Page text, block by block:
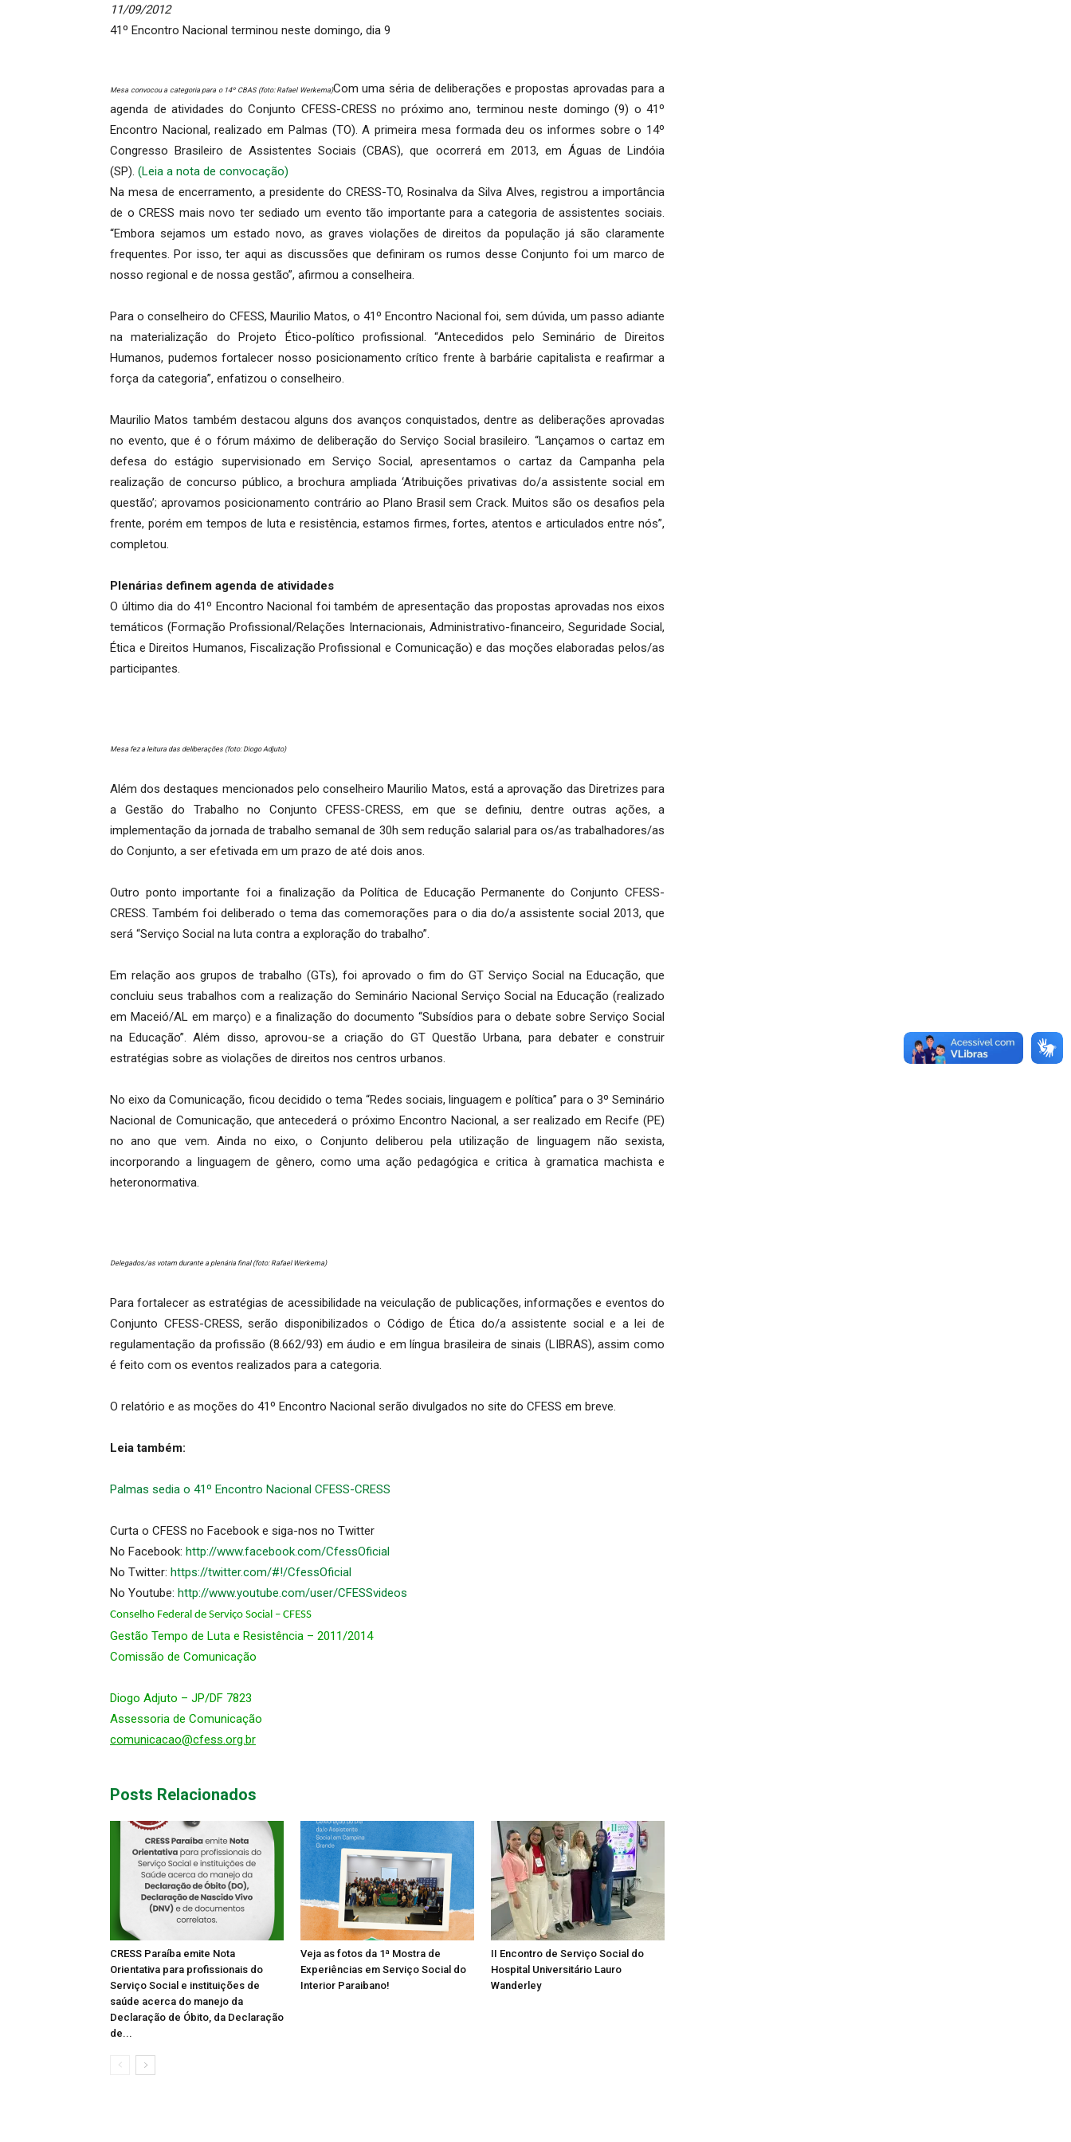
11/09/2012
41º Encontro Nacional terminou neste domingo, dia 9
Mesa convocou a categoria para o 14º CBAS (foto: Rafael Werkema)Com uma séria de deliberações e propostas aprovadas para a
agenda de atividades do Conjunto CFESS-CRESS no próximo ano, terminou neste domingo (9) o 41º
Encontro Nacional, realizado em Palmas (TO). A primeira mesa formada deu os informes sobre o 14º
Congresso Brasileiro de Assistentes Sociais (CBAS), que ocorrerá em 2013, em Águas de Lindóia
(SP). (Leia a nota de convocação)
Na mesa de encerramento, a presidente do CRESS-TO, Rosinalva da Silva Alves, registrou a importância
de o CRESS mais novo ter sediado um evento tão importante para a categoria de assistentes sociais.
“Embora sejamos um estado novo, as graves violações de direitos da população já são claramente
frequentes. Por isso, ter aqui as discussões que definiram os rumos desse Conjunto foi um marco de
nosso regional e de nossa gestão”, afirmou a conselheira.
Para o conselheiro do CFESS, Maurilio Matos, o 41º Encontro Nacional foi, sem dúvida, um passo adiante
na materialização do Projeto Ético-político profissional. “Antecedidos pelo Seminário de Direitos
Humanos, pudemos fortalecer nosso posicionamento crítico frente à barbárie capitalista e reafirmar a
força da categoria”, enfatizou o conselheiro.
Maurilio Matos também destacou alguns dos avanços conquistados, dentre as deliberações aprovadas
no evento, que é o fórum máximo de deliberação do Serviço Social brasileiro. “Lançamos o cartaz em
defesa do estágio supervisionado em Serviço Social, apresentamos o cartaz da Campanha pela
realização de concurso público, a brochura ampliada ‘Atribuições privativas do/a assistente social em
questão’; aprovamos posicionamento contrário ao Plano Brasil sem Crack. Muitos são os desafios pela
frente, porém em tempos de luta e resistência, estamos firmes, fortes, atentos e articulados entre nós”,
completou.
Plenárias definem agenda de atividades
O último dia do 41º Encontro Nacional foi também de apresentação das propostas aprovadas nos eixos
temáticos (Formação Profissional/Relações Internacionais, Administrativo-financeiro, Seguridade Social,
Ética e Direitos Humanos, Fiscalização Profissional e Comunicação) e das moções elaboradas pelos/as
participantes.
Mesa fez a leitura das deliberações (foto: Diogo Adjuto)
Além dos destaques mencionados pelo conselheiro Maurilio Matos, está a aprovação das Diretrizes para
a Gestão do Trabalho no Conjunto CFESS-CRESS, em que se definiu, dentre outras ações, a
implementação da jornada de trabalho semanal de 30h sem redução salarial para os/as trabalhadores/as
do Conjunto, a ser efetivada em um prazo de até dois anos.
Outro ponto importante foi a finalização da Política de Educação Permanente do Conjunto CFESS-
CRESS. Também foi deliberado o tema das comemorações para o dia do/a assistente social 2013, que
será “Serviço Social na luta contra a exploração do trabalho”.
Em relação aos grupos de trabalho (GTs), foi aprovado o fim do GT Serviço Social na Educação, que
concluiu seus trabalhos com a realização do Seminário Nacional Serviço Social na Educação (realizado
em Maceió/AL em março) e a finalização do documento “Subsídios para o debate sobre Serviço Social
na Educação”. Além disso, aprovou-se a criação do GT Questão Urbana, para debater e construir
estratégias sobre as violações de direitos nos centros urbanos.
No eixo da Comunicação, ficou decidido o tema “Redes sociais, linguagem e política” para o 3º Seminário
Nacional de Comunicação, que antecederá o próximo Encontro Nacional, a ser realizado em Recife (PE)
no ano que vem. Ainda no eixo, o Conjunto deliberou pela utilização de linguagem não sexista,
incorporando a linguagem de gênero, como uma ação pedagógica e critica à gramatica machista e
heteronormativa.
Delegados/as votam durante a plenária final (foto: Rafael Werkema)
Para fortalecer as estratégias de acessibilidade na veiculação de publicações, informações e eventos do
Conjunto CFESS-CRESS, serão disponibilizados o Código de Ética do/a assistente social e a lei de
regulamentação da profissão (8.662/93) em áudio e em língua brasileira de sinais (LIBRAS), assim como
é feito com os eventos realizados para a categoria.
O relatório e as moções do 41º Encontro Nacional serão divulgados no site do CFESS em breve.
Leia também:
Palmas sedia o 41º Encontro Nacional CFESS-CRESS
Curta o CFESS no Facebook e siga-nos no Twitter
No Facebook: http://www.facebook.com/CfessOficial
No Twitter: https://twitter.com/#!/CfessOficial
No Youtube: http://www.youtube.com/user/CFESSvideos
Conselho Federal de Serviço Social – CFESS
Gestão Tempo de Luta e Resistência – 2011/2014
Comissão de Comunicação
Diogo Adjuto – JP/DF 7823
Assessoria de Comunicação
comunicacao@cfess.org.br
Posts Relacionados
CRESS Paraíba emite Nota
Orientativa para profissionais do
Serviço Social e instituições de
saúde acerca do manejo da
Declaração de Óbito, da Declaração
de...
Veja as fotos da 1ª Mostra de
Experiências em Serviço Social do
Interior Paraibano!
II Encontro de Serviço Social do
Hospital Universitário Lauro
Wanderley